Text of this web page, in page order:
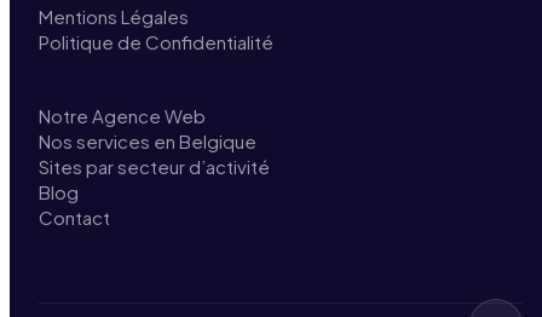
Mentions Légales
Politique de Confidentialité
Notre Agence Web
Nos services en Belgique
Sites par secteur d’activité
Blog
Contact